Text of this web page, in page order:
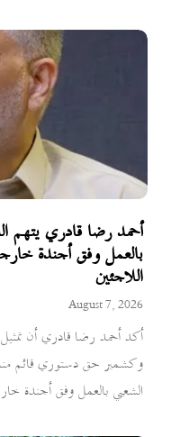
أحمد رضا قادري يتهم
بالعمل وفق أجندة
اللاجئين
August 7, 2026
أكد أحمد رضا قادري أن
وكشمير حق دستوري قائم منذ
الشعبي بالعمل وفق أجندة